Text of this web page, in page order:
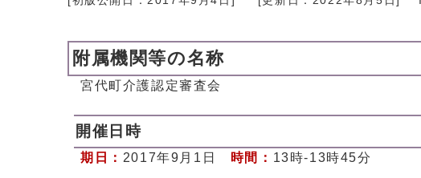
附属機関等の名称
宮代町介護認定審査会
開催日時
期日： 2017年9月1日 時間： 13時-13時45分